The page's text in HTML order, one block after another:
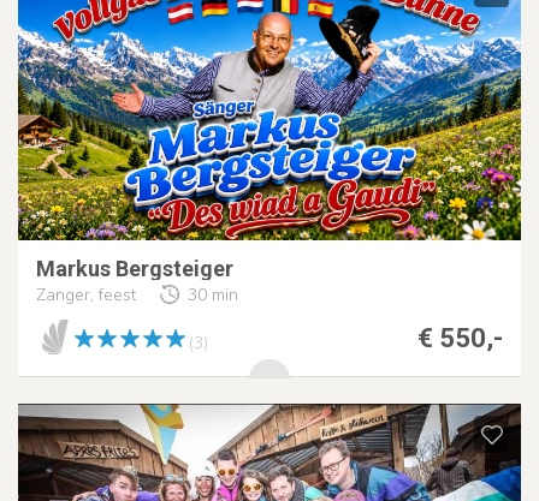
Markus Bergsteiger
Zanger, feest 30 min
€ 550,-
(3)